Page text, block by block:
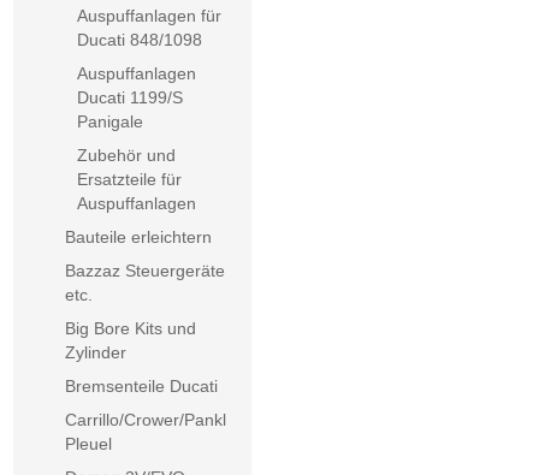
Auspuffanlagen für
Ducati 848/1098
Auspuffanlagen
Ducati 1199/S
Panigale
Zubehör und
Ersatzteile für
Auspuffanlagen
Bauteile erleichtern
Bazzaz Steuergeräte
etc.
Big Bore Kits und
Zylinder
Bremsenteile Ducati
Carrillo/Crower/Pankl
Pleuel